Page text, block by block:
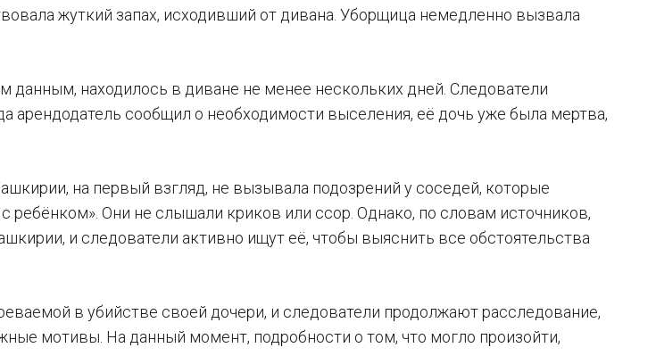
жуткий запах, исходивший от дивана. Уборщица немедленно вызвала
данным, находилось в диване не менее нескольких дней. Следователи
арендодатель сообщил о необходимости выселения, её дочь уже была мертва,
на первый взгляд, не вызывала подозрений у соседей, которые
ребёнком». Они не слышали криков или ссор. Однако, по словам источников,
и следователи активно ищут её, чтобы выяснить все обстоятельства
в убийстве своей дочери, и следователи продолжают расследование,
мотивы. На данный момент, подробности о том, что могло произойти,